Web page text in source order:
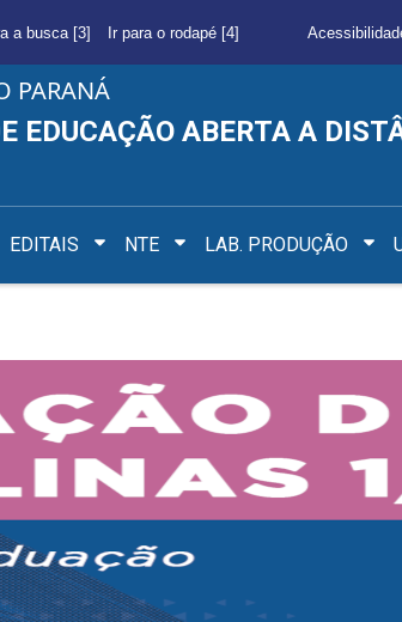
a busca [3] Ir para o rodapé [4]
PARANÁ
EDUCAÇÃO ABERTA A
EDITAIS NTE LAB. PRODUÇÃO